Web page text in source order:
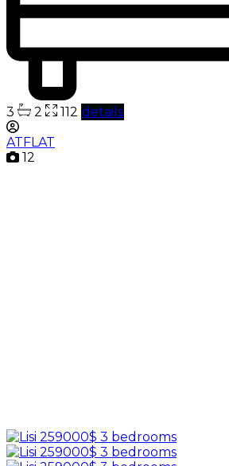
3 2 112 details
ATFLAT
12